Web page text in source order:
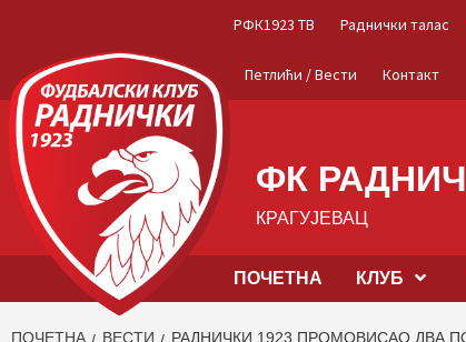
content
РФК1923 ТВ Раднички талас
Петлићи / Вести Контакт
ФК
КРАГУЈЕВАЦ
ПОЧЕТНА КЛУБ
ПОЧЕТНА ВЕСТИ РАДНИЧКИ 1923 ПРОМОВИСАО ДВА